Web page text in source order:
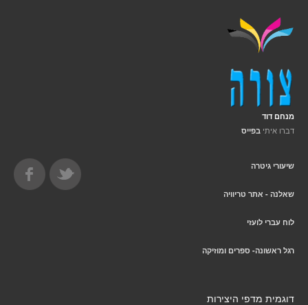
מנחם דוד
דברו איתי בפייס
שיעורי גיטרה
שאלנה - אתר טריוויה
לוח עברי לועזי
רגל ראשונה- ספרים ומוזיקה
דוגמית מדפי היצירות